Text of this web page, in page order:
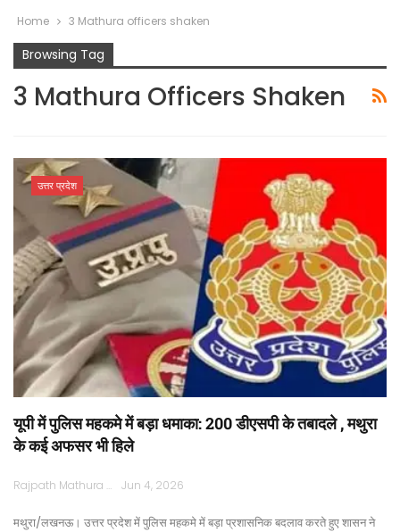
Home 3 Mathura officers shaken
Browsing Tag
3 Mathura Officers Shaken
उत्तर प्रदेश
यूपी में पुलिस महकमे में बड़ा धमाका: 200 डीएसपी के तबादले , मथुरा
के कई अफसर भी हिले
Rajpath Mathura Jun 4, 2026
मथुरा/लखनऊ। उत्तर प्रदेश में पुलिस महकमे में बड़ा प्रशासनिक बदलाव करते हुए शासन ने